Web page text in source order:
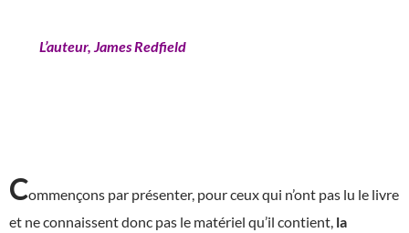
L’auteur, James Redfield
Commençons par présenter, pour ceux qui n’ont pas lu le livre
et ne connaissent donc pas le matériel qu’il contient, la